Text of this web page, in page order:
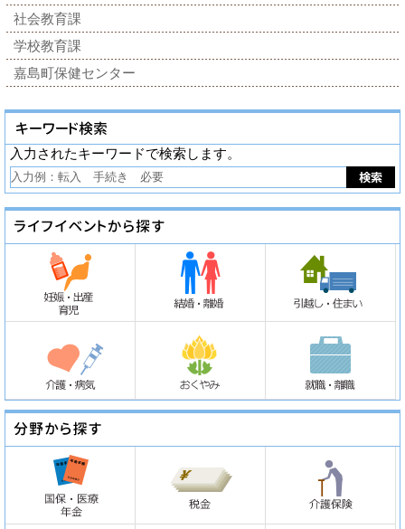
社会教育課
学校教育課
嘉島町保健センター
入力されたキーワードで検索します。